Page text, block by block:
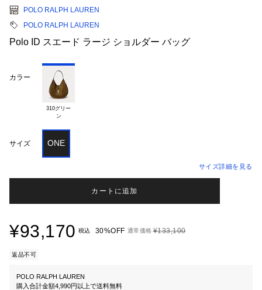
POLO RALPH LAUREN
POLO RALPH LAUREN
Polo ID スエード ラージ ショルダー バッグ
カラー
310グリー
サイズ ONE
サイズ詳細を見る
カートに追加
¥93,170 税込 30%OFF 通常価格 ¥133,100
返品不可
POLO RALPH LAUREN
購入合計金額4,990円以上で送料無料